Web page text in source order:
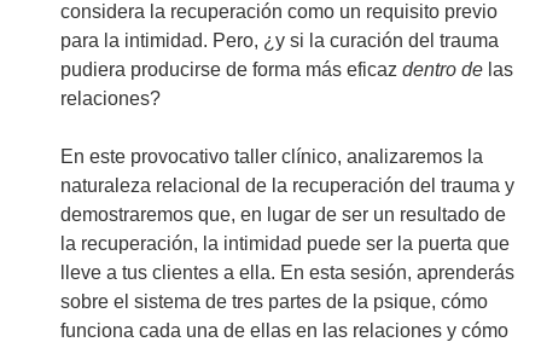
considera la recuperación como un requisito previo
para la intimidad. Pero, ¿y si la curación del trauma
pudiera producirse de forma más eficaz dentro de las
relaciones?
En este provocativo taller clínico, analizaremos la
naturaleza relacional de la recuperación del trauma y
demostraremos que, en lugar de ser un resultado de
la recuperación, la intimidad puede ser la puerta que
lleve a tus clientes a ella. En esta sesión, aprenderás
sobre el sistema de tres partes de la psique, cómo
funciona cada una de ellas en las relaciones y cómo